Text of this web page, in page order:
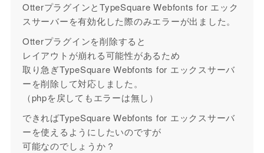
OtterプラグインとTypeSquare Webfonts for エック
スサーバーを有効化した際のみエラーが出ました。
Otterプラグインを削除すると
レイアウトが崩れる可能性があるため
取り急ぎTypeSquare Webfonts for エックスサーバ
ーを削除して対応しました。
（phpを戻してもエラーは無し）
できればTypeSquare Webfonts for エックスサーバ
ーを使えるようにしたいのですが
可能なのでしょうか？